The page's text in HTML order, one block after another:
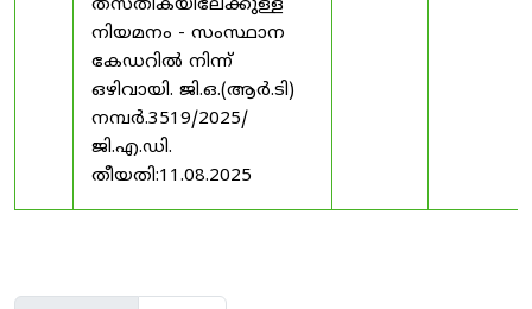
തസ്തികയിലേക്കുള്ള
നിയമനം - സംസ്ഥാന
കേഡറിൽ നിന്ന്
ഒഴിവായി. ജി.ഒ.(ആർ.ടി)
നമ്പർ.3519/2025/
ജി.എ.ഡി.
തീയതി:11.08.2025